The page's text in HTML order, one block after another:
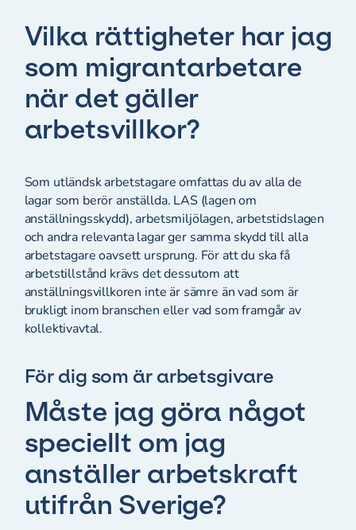
Vilka rättigheter har jag
som migrantarbetare
när det gäller
arbetsvillkor?
Som utländsk arbetstagare omfattas du av alla de
lagar som berör anställda. LAS (lagen om
anställningsskydd), arbetsmiljölagen, arbetstidslagen
och andra relevanta lagar ger samma skydd till alla
arbetstagare oavsett ursprung. För att du ska få
arbetstillstånd krävs det dessutom att
anställningsvillkoren inte är sämre än vad som är
brukligt inom branschen eller vad som framgår av
kollektivavtal.
För dig som är arbetsgivare
Måste jag göra något
speciellt om jag
anställer arbetskraft
utifrån Sverige?